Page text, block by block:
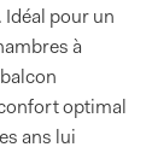
pour un
à
optimal
ans lui